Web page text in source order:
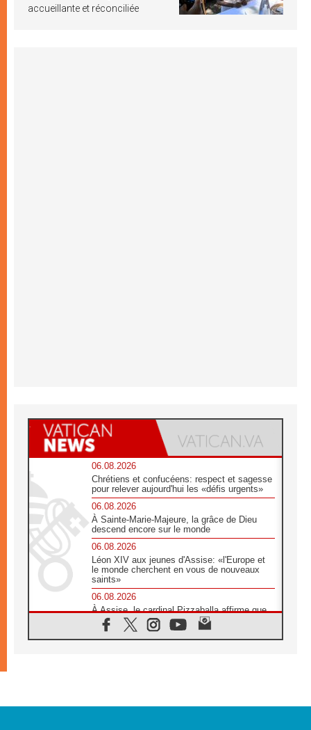
accueillante et réconciliée
06.08.2026
Chrétiens et confucéens: respect et sagesse
pour relever aujourd'hui les «défis urgents»
06.08.2026
À Sainte-Marie-Majeure, la grâce de Dieu
descend encore sur le monde
06.08.2026
Léon XIV aux jeunes d'Assise: «l'Europe et
le monde cherchent en vous de nouveaux
saints»
06.08.2026
À Assise, le cardinal Pizzaballa affirme que
«les chrétiens veulent la paix»
06.08.2026